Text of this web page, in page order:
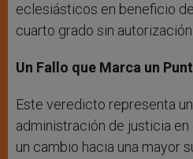
eclesiásticos en beneficio
cuarto grado sin autorización
Un Fallo que Marca un
Este veredicto representa
administración de justicia
un cambio hacia una mayor